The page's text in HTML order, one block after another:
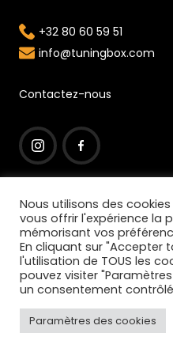
+32 80 60 59 51
info@tuningbox.com
Contactez-nous
I
n
s
t
a
g
F
a
c
e
b
o
o
© 2022 Tuningbox
Copyright : TuningBox SPRL
Nous utilisons des
vous offrir l'expérience la
mémorisant vos
En cliquant sur "Accepter
l'utilisation de TOUS les
pouvez visiter
un consentement
Paramètres des cookies